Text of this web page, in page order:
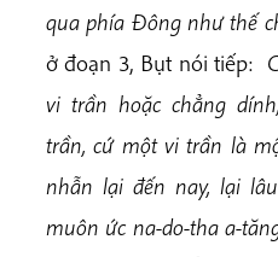
qua phía Đông như thế
ở đoạn 3, Bụt nói tiếp:
vi trần hoặc chẳng
trần, cứ một vi trần là
nhẫn lại đến nay, lại
muôn ức na-do-tha a-